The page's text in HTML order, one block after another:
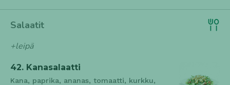
Salaatit
+leipä
42. Kanasalaatti
Kana, paprika, ananas, tomaatti, kurkku,